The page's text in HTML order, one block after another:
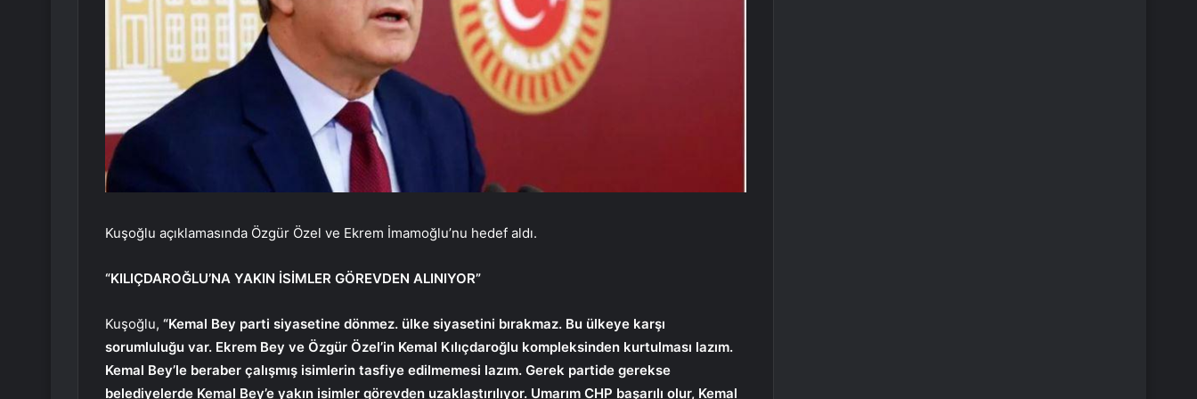
Kuşoğlu açıklamasında Özgür Özel ve Ekrem İmamoğlu’nu hedef aldı.
“KILIÇDAROĞLU’NA YAKIN İSİMLER GÖREVDEN ALINIYOR”
Kuşoğlu, “Kemal Bey parti siyasetine dönmez. ülke siyasetini bırakmaz. Bu ülkeye karşı
sorumluluğu var. Ekrem Bey ve Özgür Özel’in Kemal Kılıçdaroğlu kompleksinden kurtulması lazım.
Kemal Bey’le beraber çalışmış isimlerin tasfiye edilmemesi lazım. Gerek partide gerekse
belediyelerde Kemal Bey’e yakın isimler görevden uzaklaştırılıyor. Umarım CHP başarılı olur, Kemal